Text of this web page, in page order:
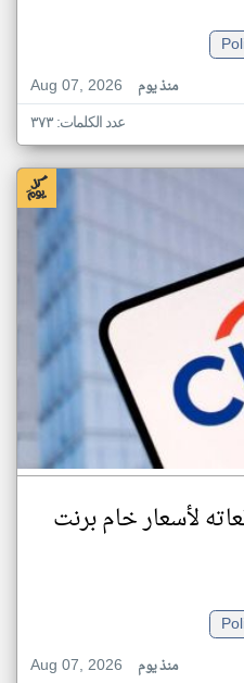
Aug 07, 2026
منذ يوم
عدد الكلمات: ٣٧٣
لأسعار خام برنت
Aug 07, 2026
منذ يوم